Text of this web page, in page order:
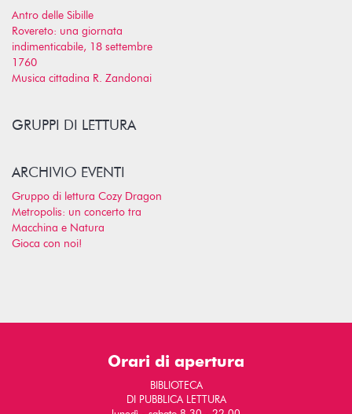
Antro delle Sibille
Rovereto: una giornata
indimenticabile, 18 settembre
1760
Musica cittadina R. Zandonai
GRUPPI DI LETTURA
ARCHIVIO EVENTI
Gruppo di lettura Cozy Dragon
Metropolis: un concerto tra
Macchina e Natura
Gioca con noi!
Orari di apertura
BIBLIOTECA
DI PUBBLICA LETTURA